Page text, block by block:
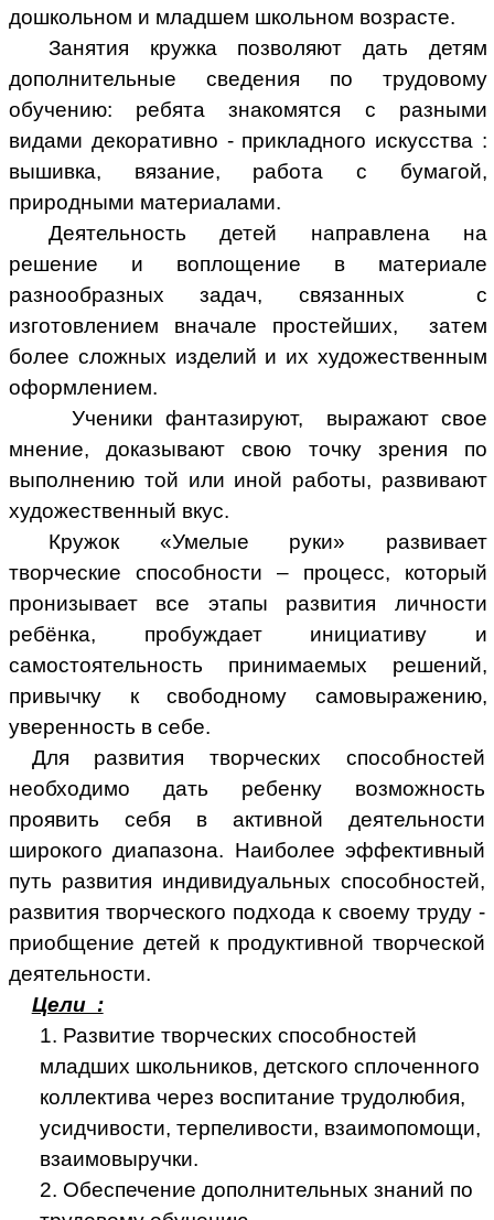
дошкольном и младшем школьном возрасте.
Занятия кружка позволяют дать детям
дополнительные сведения по трудовому
обучению: ребята знакомятся с разными
видами декоративно - прикладного искусства :
вышивка, вязание, работа с бумагой,
природными материалами.
Деятельность детей направлена на
решение и воплощение в материале
разнообразных задач, связанных с
изготовлением вначале простейших, затем
более сложных изделий и их художественным
оформлением.
Ученики фантазируют, выражают свое
мнение, доказывают свою точку зрения по
выполнению той или иной работы, развивают
художественный вкус.
Кружок «Умелые руки» развивает
творческие способности – процесс, который
пронизывает все этапы развития личности
ребёнка, пробуждает инициативу и
самостоятельность принимаемых решений,
привычку к свободному самовыражению,
уверенность в себе.
Для развития творческих способностей
необходимо дать ребенку возможность
проявить себя в активной деятельности
широкого диапазона. Наиболее эффективный
путь развития индивидуальных способностей,
развития творческого подхода к своему труду -
приобщение детей к продуктивной творческой
деятельности.
Цели :
1. Развитие творческих способностей
младших школьников, детского сплоченного
коллектива через воспитание трудолюбия,
усидчивости, терпеливости, взаимопомощи,
взаимовыручки.
2. Обеспечение дополнительных знаний по